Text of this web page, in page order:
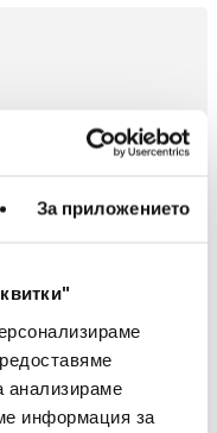
За приложението
анализираме
информация за